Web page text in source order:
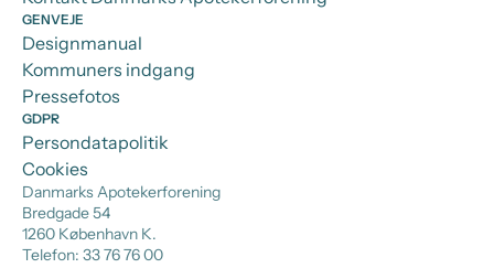
Danmarks Apotekerforening
Bredgade 54
1260 København K.
Telefon: 33 76 76 00
GENVEJE
Designmanual
Kommuners indgang
Pressefotos
GDPR
Persondatapolitik
Cookies